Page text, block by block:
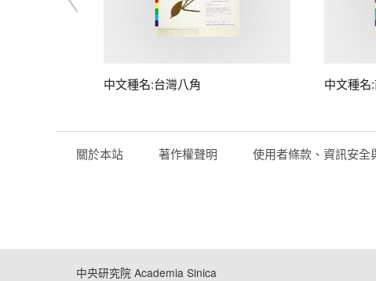
中文種名:台灣八角 中文種名
關於本站 著作權聲明 使用者條款、資訊安全
中央研究院 Academia Sinica